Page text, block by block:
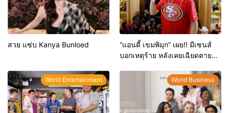
สวย แซ่บ Kanya Bunloed
“แอนดี้ เขมพิมุก” เผย!! มีเซนส์
บอกเหตุร้าย หลังเคยเฉียดตายมา
World Entertainment World Business